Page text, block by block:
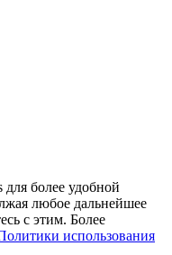
более удобной
любое дальнейшее
с этим. Более
использования